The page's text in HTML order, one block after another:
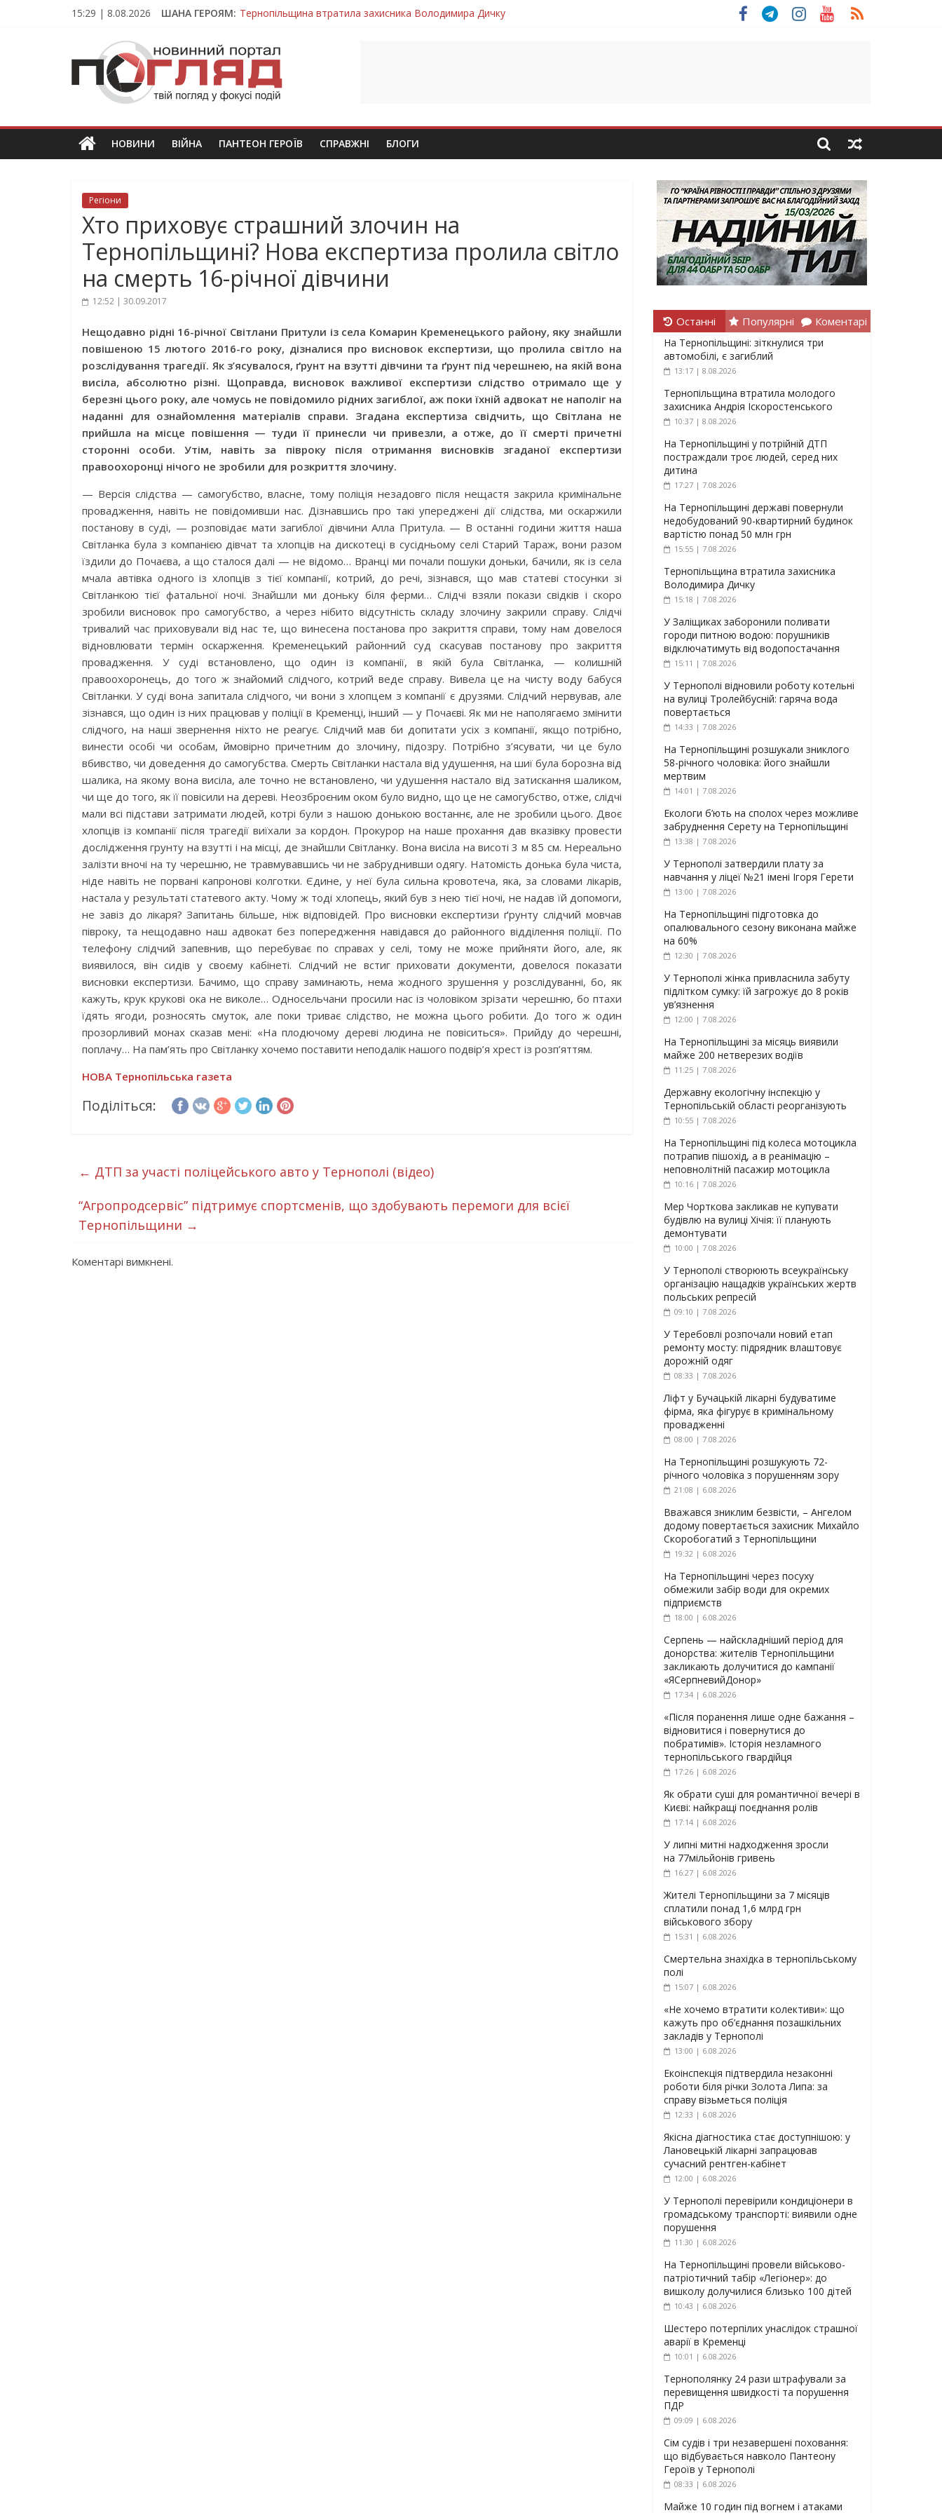
15:29 | 8.08.2026 ШАНА ГЕРОЯМ: Тернопільщина втратила захисника Володимира Дичку
На війні загинув молодий захисник Дмитро Березко з Тернопільщини
Тернопільщина втратила захисника Володимира Вельму
Тернопільщина втратила молодого захисника Андрія Іскоростенського
ПОГЛЯД
Новини
Тернополя.
новини
та
НОВИНИ ВІЙНА ПАНТЕОН ГЕРОЇВ СПРАВЖНІ БЛОГИ
Регіони
Хто приховує страшний злочин на
Тернопільщині? Нова експертиза пролила світло
на смерть 16-річної дівчини
12:52 | 30.09.2017
Нещодавно рідні 16-річної Світлани Притули із села Комарин Кременецького району, яку знайшли
повішеною 15 лютого 2016-го року, дізналися про висновок експертизи, що пролила світло на
розслідування трагедії. Як з’ясувалося, ґрунт на взутті дівчини та ґрунт під черешнею, на якій вона
висіла, абсолютно різні. Щоправда, висновок важливої експертизи слідство отримало ще у
березні цього року, але чомусь не повідомило рідних загиблої, аж поки їхній адвокат не наполіг на
наданні для ознайомлення матеріалів справи. Згадана експертиза свідчить, що Світлана не
прийшла на місце повішення — туди її принесли чи привезли, а отже, до її смерті причетні
сторонні особи. Утім, навіть за півроку після отримання висновків згаданої експертизи
правоохоронці нічого не зробили для розкриття злочину.
— Версія слідства — самогубство, власне, тому поліція незадовго після нещастя закрила кримінальне
провадження, навіть не повідомивши нас. Дізнавшись про такі упереджені дії слідства, ми оскаржили
постанову в суді, — розповідає мати загиблої дівчини Алла Притула. — В останні години життя наша
Світланка була з компанією дівчат та хлопців на дискотеці в сусідньому селі Старий Тараж, вони разом
їздили до Почаєва, а що сталося далі — не відомо… Вранці ми почали пошуки доньки, бачили, як із села
мчала автівка одного із хлопців з тієї компанії, котрий, до речі, зізнався, що мав статеві стосунки зі
Світланкою тієї фатальної ночі. Знайшли ми доньку біля ферми… Слідчі взяли покази свідків і скоро
зробили висновок про самогубство, а через нібито відсутність складу злочину закрили справу. Слідчі
тривалий час приховували від нас те, що винесена постанова про закриття справи, тому нам довелося
відновлювати термін оскарження. Кременецький районний суд скасував постанову про закриття
провадження. У суді встановлено, що один із компанії, в якій була Світланка, — колишній
правоохоронець, до того ж знайомий слідчого, котрий веде справу. Вивела це на чисту воду бабуся
Світланки. У суді вона запитала слідчого, чи вони з хлопцем з компанії є друзями. Слідчий нервував, але
зізнався, що один із них працював у поліції в Кременці, інший — у Почаєві. Як ми не наполягаємо змінити
слідчого, на наші звернення ніхто не реагує. Слідчий мав би допитати усіх з компанії, якщо потрібно,
винести особі чи особам, ймовірно причетним до злочину, підозру. Потрібно з’ясувати, чи це було
вбивство, чи доведення до самогубства. Смерть Світланки настала від удушення, на шиї була борозна від
шалика, на якому вона висіла, але точно не встановлено, чи удушення настало від затискання шаликом,
чи ще до того, як її повісили на дереві. Неозброєним оком було видно, що це не самогубство, отже, слідчі
мали всі підстави затримати людей, котрі були з нашою донькою востаннє, але не зробили цього. Двоє
хлопців із компанії після трагедії виїхали за кордон. Прокурор на наше прохання дав вказівку провести
дослідження грунту на взутті і на місці, де знайшли Світланку. Вона висіла на висоті 3 м 85 см. Нереально
залізти вночі на ту черешню, не травмувавшись чи не забруднивши одягу. Натомість донька була чиста,
ніде навіть не порвані капронові колготки. Єдине, у неї була сильна кровотеча, яка, за словами лікарів,
настала у результаті статевого акту. Чому ж тоді хлопець, який був з нею тієї ночі, не надав їй допомоги,
не завіз до лікаря? Запитань більше, ніж відповідей. Про висновки експертизи ґрунту слідчий мовчав
півроку, та нещодавно наш адвокат без попередження навідався до районного відділення поліції. По
телефону слідчий запевнив, що перебуває по справах у селі, тому не може прийняти його, але, як
виявилося, він сидів у своєму кабінеті. Слідчий не встиг приховати документи, довелося показати
висновки експертизи. Бачимо, що справу заминають, нема жодного зрушення у розслідуванні, бо, як
кажуть, крук крукові ока не виколе… Односельчани просили нас із чоловіком зрізати черешню, бо птахи
їдять ягоди, розносять смуток, але поки триває слідство, не можна цього робити. До того ж один
прозорливий монах сказав мені: «На плодючому дереві людина не повіситься». Прийду до черешні,
поплачу… На пам’ять про Світланку хочемо поставити неподалік нашого подвір’я хрест із розп’яттям.
НОВА Тернопільська газета
Поділіться:
← ДТП за участі поліцейського авто у Тернополі (відео)
“Агропродсервіс” підтримує спортсменів, що здобувають перемоги для всієї
Тернопільщини →
Коментарі вимкнені.
Останні Популярні Коментарі
На Тернопільщині: зіткнулися три
автомобілі, є загиблий
13:17 | 8.08.2026
Тернопільщина втратила молодого
захисника Андрія Іскоростенського
10:37 | 8.08.2026
На Тернопільщині у потрійній ДТП
постраждали троє людей, серед них
дитина
17:27 | 7.08.2026
На Тернопільщині державі повернули
недобудований 90-квартирний будинок
вартістю понад 50 млн грн
15:55 | 7.08.2026
Тернопільщина втратила захисника
Володимира Дичку
15:18 | 7.08.2026
У Заліщиках заборонили поливати
городи питною водою: порушників
відключатимуть від водопостачання
15:11 | 7.08.2026
У Тернополі відновили роботу котельні
на вулиці Тролейбусній: гаряча вода
повертається
14:33 | 7.08.2026
На Тернопільщині розшукали зниклого
58-річного чоловіка: його знайшли
мертвим
14:01 | 7.08.2026
Екологи б’ють на сполох через можливе
забруднення Серету на Тернопільщині
13:38 | 7.08.2026
У Тернополі затвердили плату за
навчання у ліцеї №21 імені Ігоря Герети
13:00 | 7.08.2026
На Тернопільщині підготовка до
опалювального сезону виконана майже
на 60%
12:30 | 7.08.2026
У Тернополі жінка привласнила забуту
підлітком сумку: їй загрожує до 8 років
ув’язнення
12:00 | 7.08.2026
На Тернопільщині за місяць виявили
майже 200 нетверезих водіїв
11:25 | 7.08.2026
Державну екологічну інспекцію у
Тернопільській області реорганізують
10:55 | 7.08.2026
На Тернопільщині під колеса мотоцикла
потрапив пішохід, а в реанімацію –
неповнолітній пасажир мотоцикла
10:16 | 7.08.2026
Мер Чорткова закликав не купувати
будівлю на вулиці Хічія: її планують
демонтувати
10:00 | 7.08.2026
У Тернополі створюють всеукраїнську
організацію нащадків українських жертв
польських репресій
09:10 | 7.08.2026
У Теребовлі розпочали новий етап
ремонту мосту: підрядник влаштовує
дорожній одяг
08:33 | 7.08.2026
Ліфт у Бучацькій лікарні будуватиме
фірма, яка фігурує в кримінальному
провадженні
08:00 | 7.08.2026
На Тернопільщині розшукують 72-
річного чоловіка з порушенням зору
21:08 | 6.08.2026
Вважався зниклим безвісти, – Ангелом
додому повертається захисник Михайло
Скоробогатий з Тернопільщини
19:32 | 6.08.2026
На Тернопільщині через посуху
обмежили забір води для окремих
підприємств
18:00 | 6.08.2026
Серпень — найскладніший період для
донорства: жителів Тернопільщини
закликають долучитися до кампанії
«ЯСерпневийДонор»
17:34 | 6.08.2026
«Після поранення лише одне бажання –
відновитися і повернутися до
побратимів». Історія незламного
тернопільського гвардійця
17:26 | 6.08.2026
Як обрати суші для романтичної вечері в
Києві: найкращі поєднання ролів
17:14 | 6.08.2026
У липні митні надходження зросли
на 77мільйонів гривень
16:27 | 6.08.2026
Жителі Тернопільщини за 7 місяців
сплатили понад 1,6 млрд грн
військового збору
15:31 | 6.08.2026
Смертельна знахідка в тернопільському
полі
15:07 | 6.08.2026
«Не хочемо втратити колективи»: що
кажуть про об’єднання позашкільних
закладів у Тернополі
13:00 | 6.08.2026
Екоінспекція підтвердила незаконні
роботи біля річки Золота Липа: за
справу візьметься поліція
12:33 | 6.08.2026
Якісна діагностика стає доступнішою: у
Лановецькій лікарні запрацював
сучасний рентген-кабінет
12:00 | 6.08.2026
У Тернополі перевірили кондиціонери в
громадському транспорті: виявили одне
порушення
11:30 | 6.08.2026
На Тернопільщині провели військово-
патріотичний табір «Легіонер»: до
вишколу долучилися близько 100 дітей
10:43 | 6.08.2026
Шестеро потерпілих унаслідок страшної
аварії в Кременці
10:01 | 6.08.2026
Тернополянку 24 рази штрафували за
перевищення швидкості та порушення
ПДР
09:09 | 6.08.2026
Сім судів і три незавершені поховання:
що відбувається навколо Пантеону
Героїв у Тернополі
08:33 | 6.08.2026
Майже 10 годин під вогнем і атаками